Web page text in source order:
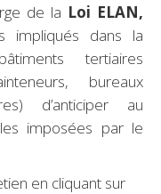
de la Loi ELAN,
impliqués dans la
tertiaires
bureaux
d’anticiper au
imposées par le
en cliquant sur